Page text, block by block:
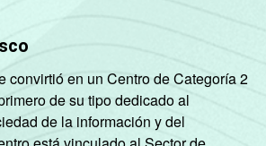
convirtió en un Centro de Categoría 2
de su tipo dedicado al
de la información y del